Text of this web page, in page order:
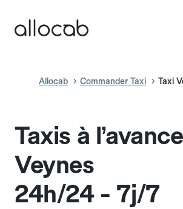
Allocab Commander Taxi Taxi
Taxis à
Veynes
24h/24 - 7j/7